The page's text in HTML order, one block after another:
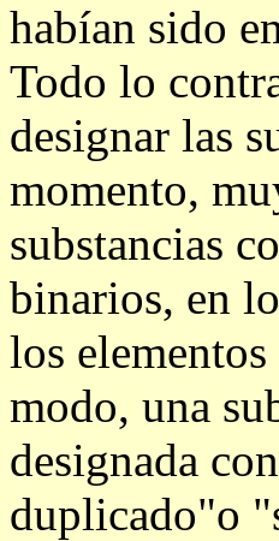
habían sido
Todo lo
designar las
momento,
substancias
binarios, en
los
modo, una
designada
duplicado"o